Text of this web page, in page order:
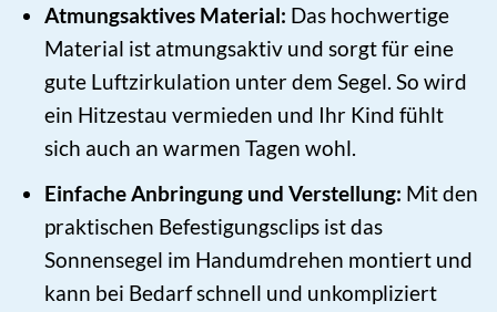
Atmungsaktives Material: Das hochwertige
Material ist atmungsaktiv und sorgt für eine
gute Luftzirkulation unter dem Segel. So wird
ein Hitzestau vermieden und Ihr Kind fühlt
sich auch an warmen Tagen wohl.
Einfache Anbringung und Verstellung: Mit den
praktischen Befestigungsclips ist das
Sonnensegel im Handumdrehen montiert und
kann bei Bedarf schnell und unkompliziert